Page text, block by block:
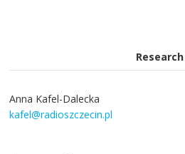
Research
Anna Kafel-Dalecka
kafel@radioszczecin.pl